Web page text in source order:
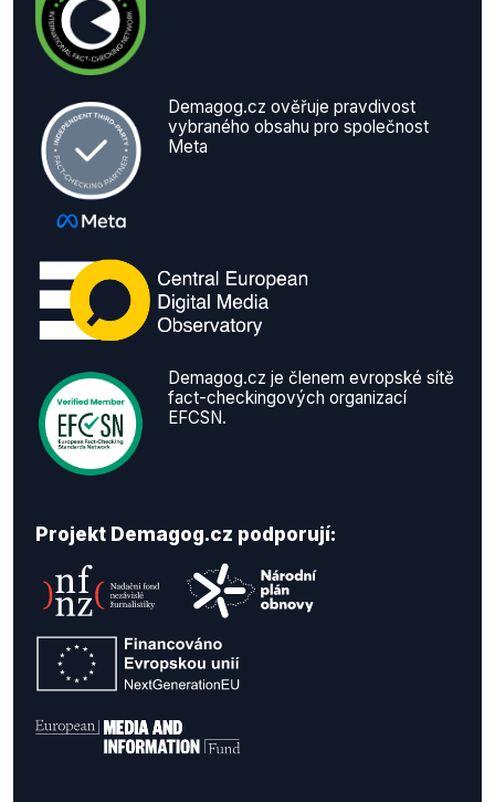
Demagog.cz ověřuje pravdivost
vybraného obsahu pro společnost
Meta
Demagog.cz je členem evropské sítě
fact-checkingových organizací
EFCSN.
Projekt Demagog.cz podporují: